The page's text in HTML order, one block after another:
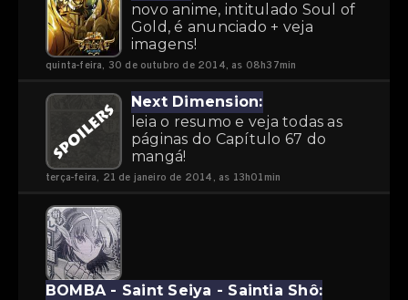
novo anime, intitulado Soul of
Gold, é anunciado + veja
imagens!
quinta-feira, 30 de outubro de 2014, as 08h37min
Next Dimension:
leia o resumo e veja todas as
páginas do Capítulo 67 do
mangá!
terça-feira, 21 de janeiro de 2014, as 13h01min
BOMBA - Saint Seiya - Saintia Shô: